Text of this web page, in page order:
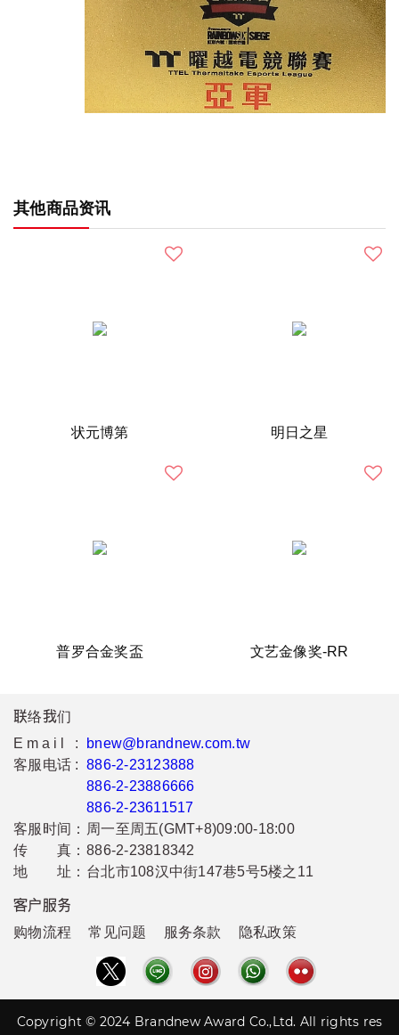
其他商品资讯
状元博第 明日之星
普罗合金奖盃 文艺金像奖-RR
联络我们
Email :
bnew@brandnew.com.tw
客服电话 : 886-2-23123888
886-2-23886666
886-2-23611517
客服时间： 周一至周五(GMT+8)09:00-18:00
传 真： 886-2-23818342
地 址： 台北市108汉中街147巷5号5楼之11
客户服务
购物流程 常见问题 服务条款 隐私政策
Copyright © 2024 Brandnew Award Co.,Ltd. All rights res